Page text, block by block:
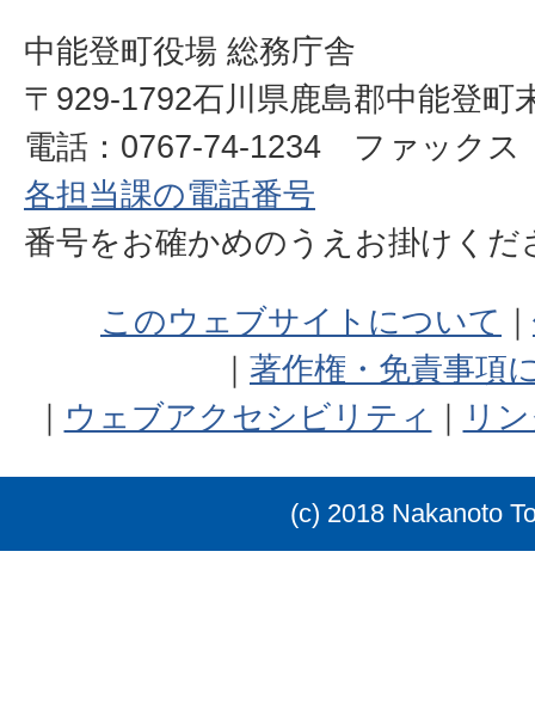
中能登町役場 総務庁舎
〒929-1792石川県鹿島郡中能登町
電話：0767-74-1234 ファックス
各担当課の電話番号
番号をお確かめのうえお掛けく
このウェブサイトについて
著作権・免責事項
ウェブアクセシビリティ
リ
(c) 2018 Nakanoto